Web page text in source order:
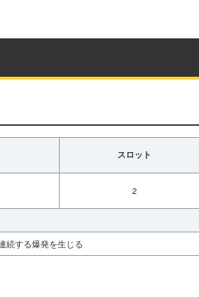
スロット
2
続する爆発を生じる